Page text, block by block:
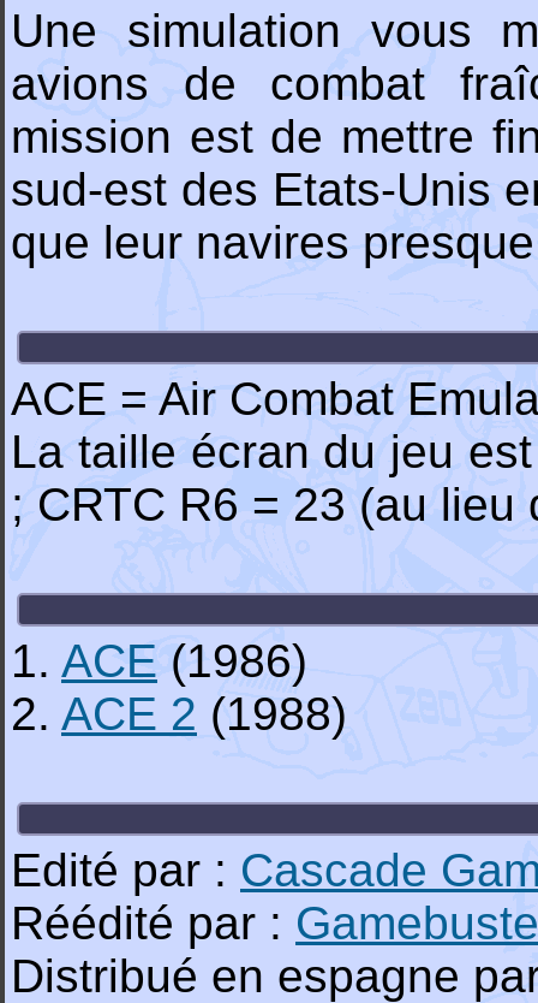
Une simulation vous
avions de combat
mission est de mettre
sud-est des Etats-Unis
que leur navires
ACE = Air Combat
La taille écran du jeu
; CRTC R6 = 23 (au lieu
1. ACE (1986)
2. ACE 2 (1988)
Edité par : Cascade
Réédité par :
Distribué en espagne